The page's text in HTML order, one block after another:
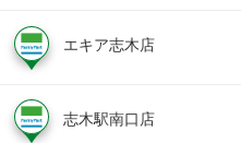
エキア志木店
志木駅南口店